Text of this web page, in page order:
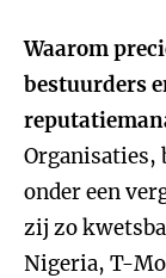
Waarom
bestuurders
Organisaties,
onder een
zij zo
Nigeria, T-